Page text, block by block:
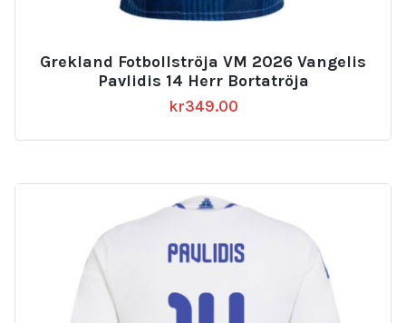
Grekland Fotbollströja VM 2026 Vangelis
Pavlidis 14 Herr Bortatröja
kr349.00